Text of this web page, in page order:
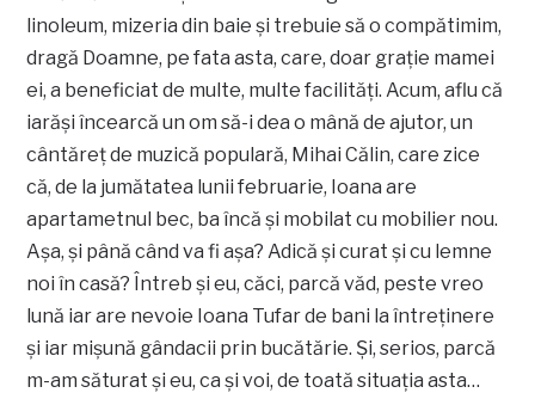
linoleum, mizeria din baie şi trebuie să o compătimim,
dragă Doamne, pe fata asta, care, doar graţie mamei
ei, a beneficiat de multe, multe facilităţi. Acum, aflu că
iarăşi încearcă un om să-i dea o mână de ajutor, un
cântăreţ de muzică populară, Mihai Călin, care zice
că, de la jumătatea lunii februarie, Ioana are
apartametnul bec, ba încă şi mobilat cu mobilier nou.
Aşa, şi până când va fi aşa? Adică şi curat şi cu lemne
noi în casă? Întreb şi eu, căci, parcă văd, peste vreo
lună iar are nevoie Ioana Tufar de bani la întreţinere
şi iar mişună gândacii prin bucătărie. Şi, serios, parcă
m-am săturat şi eu, ca şi voi, de toată situaţia asta…